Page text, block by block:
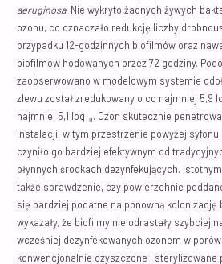
aeruginosa. Nie wykryto żadnych żywych
ozonu, co oznaczało redukcję liczby
przypadku 12-godzinnych biofilmów oraz
biofilmów hodowanych przez 72 godziny.
zaobserwowano w modelowym systemie
zlewu został zredukowany o co najmniej 5,9
najmniej 5,1 log₁₀. Ozon skutecznie
instalacji, w tym przestrzenie powyżej
czyniło go bardziej efektywnym od
płynnych środkach dezynfekujących.
także sprawdzenie, czy powierzchnie
się bardziej podatne na ponowną kolonizację
wykazały, że biofilmy nie odrastały szybciej
wcześniej dezynfekowanych ozonem w
konwencjonalnie czyszczone i sterylizowane